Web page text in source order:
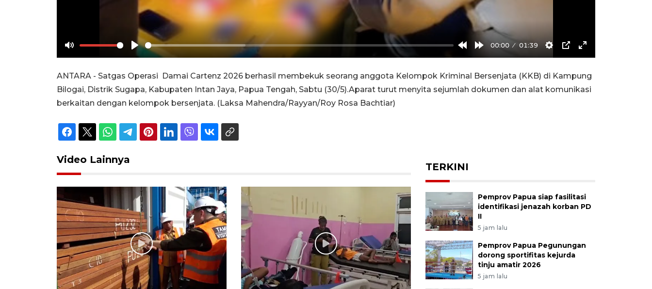
Mute Play
RewindForward
00:00 01:39
Settings
PIP Enter
ANTARA - Satgas Operasi Damai Cartenz 2026 berhasil membekuk seorang anggota Kelompok Kriminal Bersenjata (KKB) di Kampung
Bilogai, Distrik Sugapa, Kabupaten Intan Jaya, Papua Tengah, Sabtu (30/5).Aparat turut menyita sejumlah dokumen dan alat komunikasi
berkaitan dengan kelompok bersenjata. (Laksa Mahendra/Rayyan/Roy Rosa Bachtiar)
Video Lainnya
TERKINI
Pemprov Papua siap fasilitasi
identifikasi jenazah korban PD
II
5 jam lalu
Pemprov Papua Pegunungan
dorong sportifitas kejurda
tinju amatir 2026
5 jam lalu